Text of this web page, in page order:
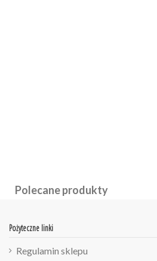
Polecane produkty
Pożyteczne linki
Regulamin sklepu